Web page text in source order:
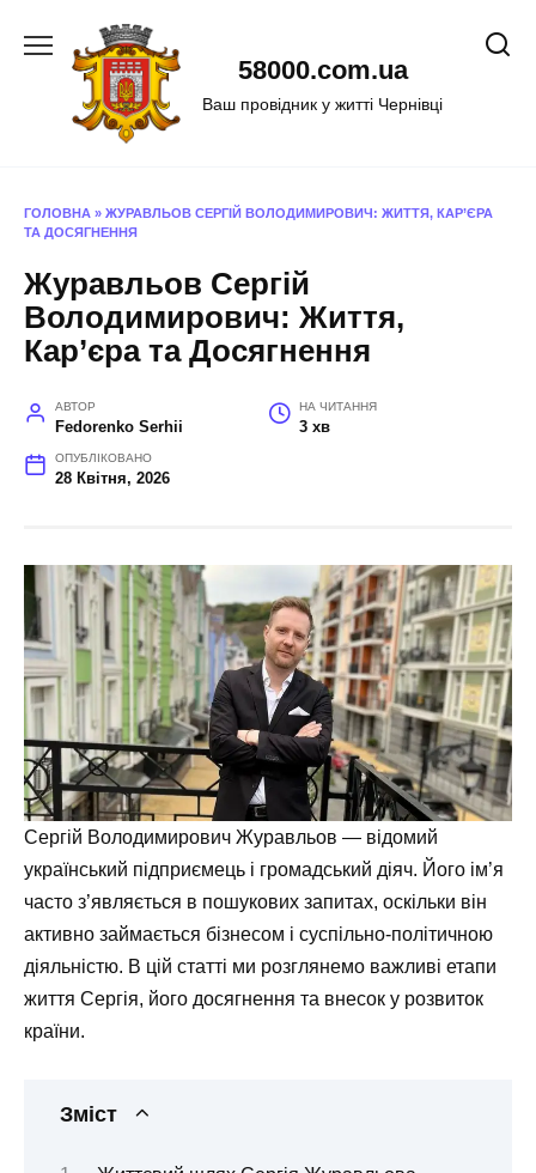
58000.com.ua
Ваш провідник у житті Чернівці
ГОЛОВНА » ЖУРАВЛЬОВ СЕРГІЙ ВОЛОДИМИРОВИЧ: ЖИТТЯ, КАР’ЄРА
ТА ДОСЯГНЕННЯ
Журавльов Сергій
Володимирович: Життя,
Кар’єра та Досягнення
АВТОР
Fedorenko Serhii
НА ЧИТАННЯ
3 хв
ОПУБЛІКОВАНО
28 Квітня, 2026
Сергій Володимирович Журавльов — відомий
український підприємець і громадський діяч. Його ім’я
часто з’являється в пошукових запитах, оскільки він
активно займається бізнесом і суспільно-політичною
діяльністю. В цій статті ми розглянемо важливі етапи
життя Сергія, його досягнення та внесок у розвиток
країни.
Зміст